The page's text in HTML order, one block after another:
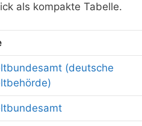
als kompakte Tabelle.
(deutsche